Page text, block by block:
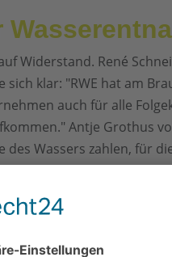
Widerstand. René
klar: "RWE hat am
auch für alle
Antje Grothus
Wassers zahlen, für
Bergbau
NRW